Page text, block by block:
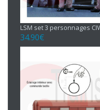
LSM set 3 personnages
34.90€